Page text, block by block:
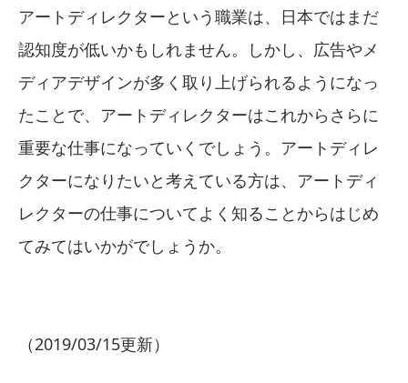
アートディレクターという職業は、日本ではまだ
認知度が低いかもしれません。しかし、広告やメ
ディアデザインが多く取り上げられるようになっ
たことで、アートディレクターはこれからさらに
重要な仕事になっていくでしょう。アートディレ
クターになりたいと考えている方は、アートディ
レクターの仕事についてよく知ることからはじめ
てみてはいかがでしょうか。
（2019/03/15更新）